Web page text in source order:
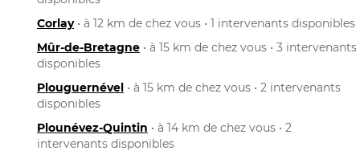
Corlay• à 12 km de chez vous • 1 intervenants disponibles
Mûr-de-Bretagne • à 15 km de chez vous • 3 intervenants
disponibles
Plouguernével • à 15 km de chez vous • 2 intervenants
disponibles
Plounévez-Quintin • à 14 km de chez vous • 2
intervenants disponibles